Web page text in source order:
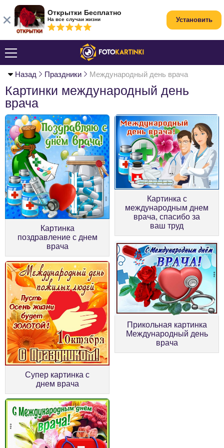
Назад Праздники Международный день врача
Картинки международный день
врача
Картинка
поздравление с днем
врача
Картинка с
международным днем
врача, спасибо за
ваш труд
Супер картинка с
днем врача
Прикольная картинка
Международный день
врача
Открытки Бесплатно
На все случаи жизни Установить